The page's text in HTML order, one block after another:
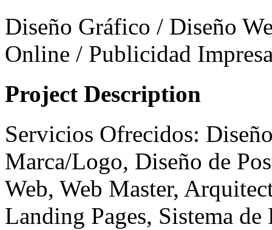
Diseño Gráfico / Diseño
Online / Publicidad
Project Description
Servicios Ofrecidos:
Marca/Logo, Diseño de
Web, Web Master,
Landing Pages, Sistema